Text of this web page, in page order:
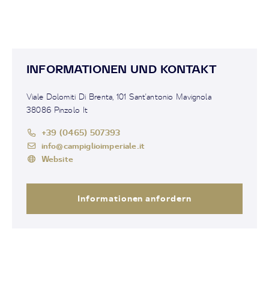
INFORMATIONEN UND KONTAKT
Viale Dolomiti Di Brenta, 101 Sant'antonio Mavignola
38086 Pinzolo It
+39 (0465) 507393
info@campiglioimperiale.it
Website
Informationen anfordern